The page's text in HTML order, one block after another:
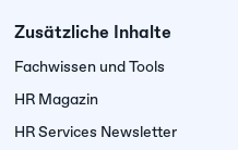
Zusätzliche Inhalte
Fachwissen und Tools
HR Magazin
HR Services Newsletter